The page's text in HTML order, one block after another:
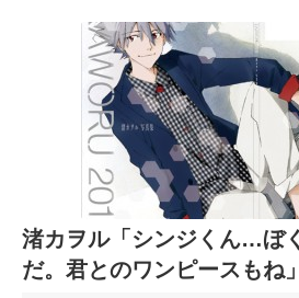
渚カヲル「シンジくん…ぼ
だ。君とのワンピースもね」